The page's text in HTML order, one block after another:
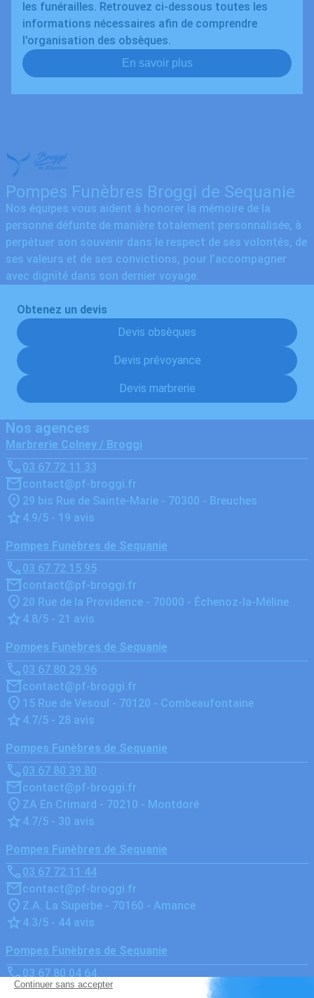
les funérailles. Retrouvez ci-dessous toutes les
informations nécessaires afin de comprendre
l'organisation des obsèques.
En savoir plus
Pompes Funèbres Broggi de Sequanie
Nos équipes vous aident à honorer la mémoire de la
personne défunte de manière totalement personnalisée, à
perpétuer son souvenir dans le respect de ses volontés, de
ses valeurs et de ses convictions, pour l’accompagner
avec dignité dans son dernier voyage.
Obtenez un devis
Devis obsèques
Devis prévoyance
Devis marbrerie
Nos agences
Marbrerie Colney / Broggi
03 67 72 11 33
contact@pf-broggi.fr
29 bis Rue de Sainte-Marie - 70300 - Breuches
4.9/5 - 19 avis
Pompes Funèbres de Sequanie
03 67 72 15 95
contact@pf-broggi.fr
20 Rue de la Providence - 70000 - Échenoz-la-Méline
4.8/5 - 21 avis
Pompes Funèbres de Sequanie
03 67 80 29 96
contact@pf-broggi.fr
15 Rue de Vesoul - 70120 - Combeaufontaine
4.7/5 - 28 avis
Pompes Funèbres de Sequanie
03 67 80 39 80
contact@pf-broggi.fr
ZA En Crimard - 70210 - Montdoré
4.7/5 - 30 avis
Pompes Funèbres de Sequanie
03 67 72 11 44
contact@pf-broggi.fr
Z.A. La Superbe - 70160 - Amance
4.3/5 - 44 avis
Pompes Funèbres de Sequanie
03 67 80 04 64
contact@pf-broggi.fr